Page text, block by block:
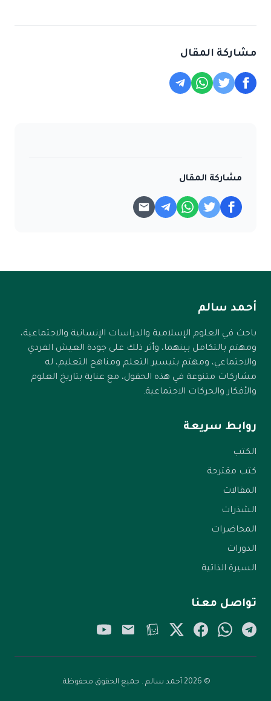
مشاركة المقال
مشاركة المقال
أحمد سالم
باحث في العلوم الإسلامية والدراسات الإنسانية والاجتماعية،
ومهتم بالتكامل بينهما، وأثر ذلك على جودة العيش الفردي
والاجتماعي، ومهتم بتيسير التعلم ومناهج التعليم، له
مشاركات متنوعة في هذه الحقول، مع عناية بتاريخ العلوم
والأفكار والحركات الاجتماعية.
روابط سريعة
الكتب
كتب مقترحة
المقالات
الشذرات
المحاضرات
الدورات
السيرة الذاتية
تواصل معنا
Telegram
WhatsApp
Facebook
Twitter/X
Tellonym
Email
YouTube
© 2026 أحمد سالم . جميع الحقوق محفوظة.